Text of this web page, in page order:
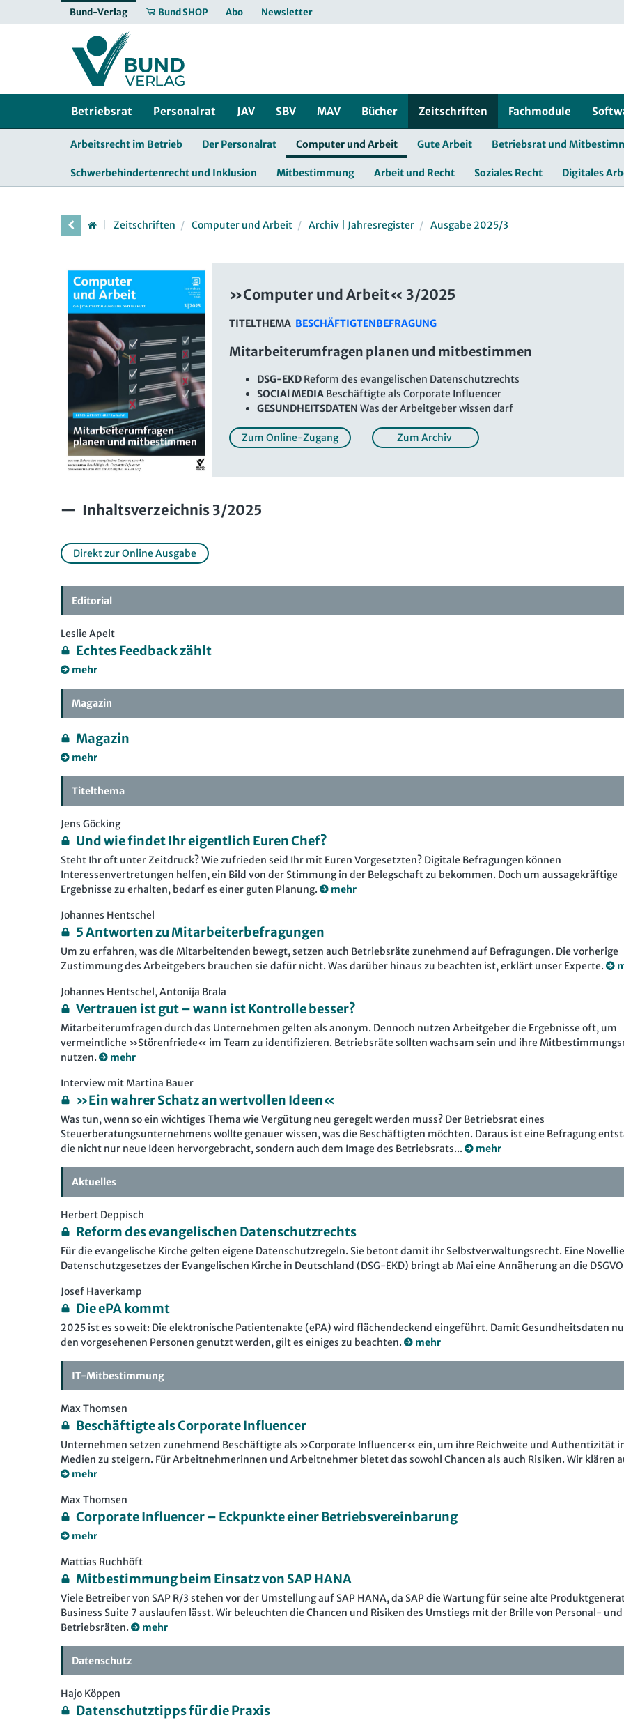
Bund-Verlag Bund SHOP Abo Newsletter
Betriebsrat Personalrat JAV SBV MAV Bücher Zeitschriften Fachmodule
Arbeitsrecht im Betrieb Der Personalrat Computer und Arbeit Gute Arbeit Betriebsrat und
Schwerbehindertenrecht und Inklusion Mitbestimmung Arbeit und Recht Soziales Recht Digitales
Zeitschriften Computer und Arbeit Archiv | Jahresregister Ausgabe 2025/3
»Computer und Arbeit« 3/2025
TITELTHEMA BESCHÄFTIGTENBEFRAGUNG
Mitarbeiterumfragen planen und mitbestimmen
DSG-EKDReform des evangelischen Datenschutzrechts
SOCIAl MEDIABeschäftigte als Corporate Influencer
GESUNDHEITSDATEN Was der Arbeitgeber wissen darf
Zum Online-Zugang Zum Archiv
Inhaltsverzeichnis 3/2025
Direkt zur Online Ausgabe
Editorial
Leslie Apelt
Echtes Feedback zählt
mehr
Magazin
Magazin
mehr
Titelthema
Jens Göcking
Und wie findet Ihr eigentlich Euren Chef?
Steht Ihr oft unter Zeitdruck? Wie zufrieden seid Ihr mit Euren Vorgesetzten? Digitale Befragungen können
Interessenvertretungen helfen, ein Bild von der Stimmung in der Belegschaft zu bekommen. Doch um aussagekräftige
Ergebnisse zu erhalten, bedarf es einer guten Planung.
mehr
Johannes Hentschel
5 Antworten zu Mitarbeiterbefragungen
Um zu erfahren, was die Mitarbeitenden bewegt, setzen auch Betriebsräte zunehmend auf Befragungen. Die vorherige
Zustimmung des Arbeitgebers brauchen sie dafür nicht. Was darüber hinaus zu beachten ist, erklärt unser Experte.
Johannes Hentschel, Antonija Brala
Vertrauen ist gut – wann ist Kontrolle besser?
Mitarbeiterumfragen durch das Unternehmen gelten als anonym. Dennoch nutzen Arbeitgeber die Ergebnisse oft, um
vermeintliche »Störenfriede« im Team zu identifizieren. Betriebsräte sollten wachsam sein und ihre
nutzen.
mehr
Interview mit Martina Bauer
»Ein wahrer Schatz an wertvollen Ideen«
Was tun, wenn so ein wichtiges Thema wie Vergütung neu geregelt werden muss? Der Betriebsrat eines
Steuerberatungsunternehmens wollte genauer wissen, was die Beschäftigten möchten. Daraus ist eine Befragung
die nicht nur neue Ideen hervorgebracht, sondern auch dem Image des Betriebsrats...
mehr
Aktuelles
Herbert Deppisch
Reform des evangelischen Datenschutzrechts
Für die evangelische Kirche gelten eigene Datenschutzregeln. Sie betont damit ihr Selbstverwaltungsrecht. Eine
Datenschutzgesetzes der Evangelischen Kirche in Deutschland (DSG-EKD) bringt ab Mai eine Annäherung an die
Josef Haverkamp
Die ePA kommt
2025 ist es so weit: Die elektronische Patientenakte (ePA) wird flächendeckend eingeführt. Damit Gesundheitsdaten
den vorgesehenen Personen genutzt werden, gilt es einiges zu beachten.
mehr
IT-Mitbestimmung
Max Thomsen
Beschäftigte als Corporate Influencer
Unternehmen setzen zunehmend Beschäftigte als »Corporate Influencer« ein, um ihre Reichweite und Authentizität
Medien zu steigern. Für Arbeitnehmerinnen und Arbeitnehmer bietet das sowohl Chancen als auch Risiken. Wir klären
mehr
Max Thomsen
Corporate Influencer – Eckpunkte einer Betriebsvereinbarung
mehr
Mattias Ruchhöft
Mitbestimmung beim Einsatz von SAP HANA
Viele Betreiber von SAP R/3 stehen vor der Umstellung auf SAP HANA, da SAP die Wartung für seine alte
Business Suite 7 auslaufen lässt. Wir beleuchten die Chancen und Risiken des Umstiegs mit der Brille von Personal- und
Betriebsräten.
mehr
Datenschutz
Hajo Köppen
Datenschutztipps für die Praxis